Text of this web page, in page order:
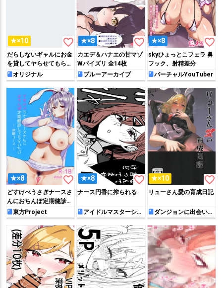
★×10 favorite_border
だらしないギャルにお金
を貸してヤらせてもらう
生活オリジナル
★×8 favorite_border
カエデ＆ハナエの甘マゾ
Wパイズリ 全14枚
ブルーアーカイブ
★×8 favorite_border
skyひょっとこフェラ 鼻
フック、射精差分
バーチャルYouTuber
★×8 favorite_border
どすけべうさぎナースさ
んにおちんぽ定期健診し
てもらいたい- 体験コー
ス -
東方Project
★×8 favorite_border
ナース円香に搾られる
アイドルマスターシャ
イニーカラーズ
★×10 favorite_border
リューさん愛の育成日記
ダンジョンに出会いを
求めるのは間違っている
だろうか